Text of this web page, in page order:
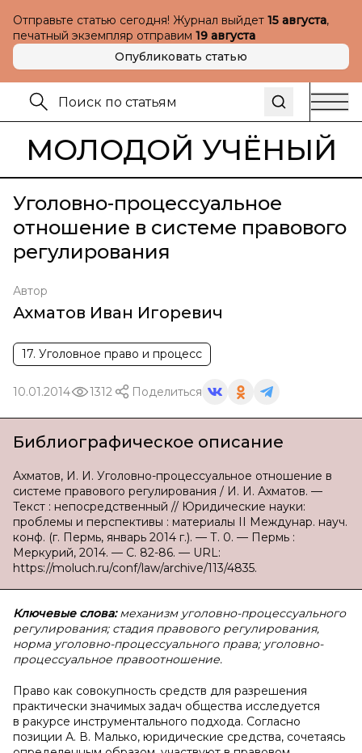
Отправьте статью сегодня! Журнал выйдет 15 августа,
печатный экземпляр отправим 19 августа
Опубликовать статью
МОЛОДОЙ УЧЁНЫЙ
Уголовно-процессуальное
отношение в системе правового
регулирования
Автор
Ахматов Иван Игоревич
17. Уголовное право и процесс
10.01.2014 1312 Поделиться
Библиографическое описание
Ахматов, И. И. Уголовно-процессуальное отношение в
системе правового регулирования / И. И. Ахматов. —
Текст : непосредственный // Юридические науки:
проблемы и перспективы : материалы II Междунар. науч.
конф. (г. Пермь, январь 2014 г.). — Т. 0. — Пермь :
Меркурий, 2014. — С. 82-86. — URL:
https://moluch.ru/conf/law/archive/113/4835.
Ключевые слова: механизм уголовно-процессуального
регулирования; стадия правового регулирования,
норма уголовно-процессуального права; уголовно-
процессуальное правоотношение.
Право как совокупность средств для разрешения
практически значимых задач общества исследуется
в ракурсе инструментального подхода. Согласно
позиции А. В. Малько, юридические средства, сочетаясь